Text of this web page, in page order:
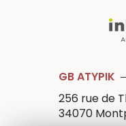
GB ATYPIK
256 rue de
34070